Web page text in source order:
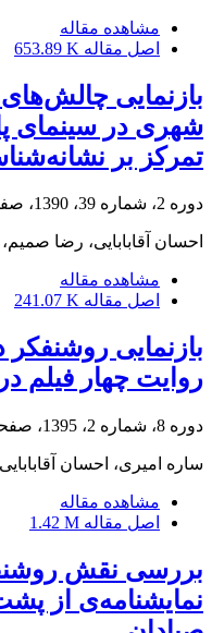
مشاهده مقاله
اصل مقاله 653.89 K
بازنمایی
تمرکز بر
دوره 2، شماره 39، 1390، صفحه
احسان آقابابایی، رضا
مشاهده مقاله
اصل مقاله 241.07 K
بازنمایی روشنفکر
روایت چهار فیلم
دوره 8، شماره 2، 1395، صفحه
ساره امیری، احسان
مشاهده مقاله
اصل مقاله 1.42 M
بررسی نقش
نمایشنامه‌ی از